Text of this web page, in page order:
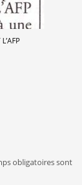
obligatoires sont